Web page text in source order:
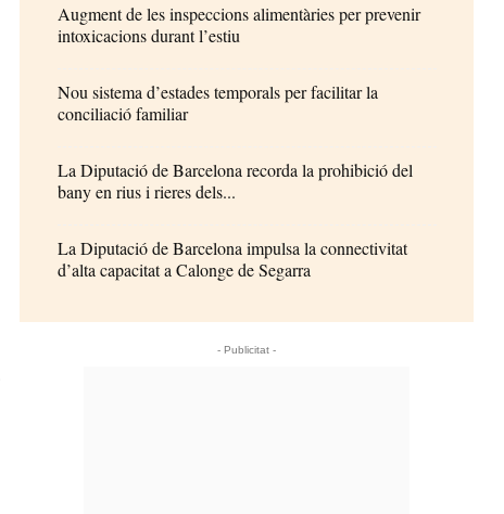
Augment de les inspeccions alimentàries per prevenir
intoxicacions durant l’estiu
Nou sistema d’estades temporals per facilitar la
conciliació familiar
La Diputació de Barcelona recorda la prohibició del
bany en rius i rieres dels...
La Diputació de Barcelona impulsa la connectivitat
d’alta capacitat a Calonge de Segarra
- Publicitat -